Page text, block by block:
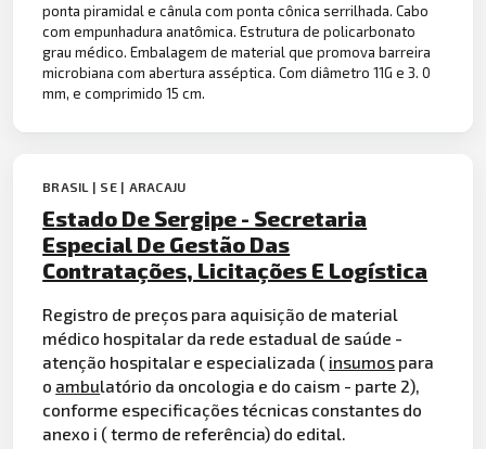
ponta piramidal e cânula com ponta cônica serrilhada. Cabo
com empunhadura anatômica. Estrutura de policarbonato
grau médico. Embalagem de material que promova barreira
microbiana com abertura asséptica. Com diâmetro 11G e 3. 0
mm, e comprimido 15 cm.
BRASIL | SE | ARACAJU
Estado De Sergipe - Secretaria
Especial De Gestão Das
Contratações, Licitações E Logística
Registro de preços para aquisição de material
médico hospitalar da rede estadual de saúde -
atenção hospitalar e especializada ( insumos para
o ambulatório da oncologia e do caism - parte 2),
conforme especificações técnicas constantes do
anexo i ( termo de referência) do edital.